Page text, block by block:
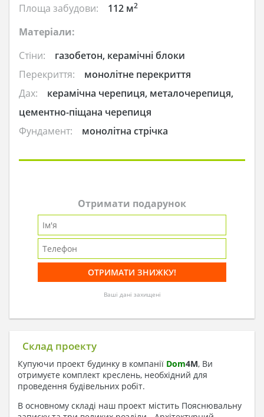
Площа забудови:
112 м2
Матеріали:
Стіни:
газобетон, керамічні блоки
Перекриття:
монолітне перекриття
Дах:
керамічна черепиця, металочерепиця,
цементно-піщана черепиця
Фундамент:
монолітна стрічка
Отримати подарунок
Ваші дані захищені
Склад проекту
Купуючи проект будинку в компанії Dom4M, Ви
отримуєте комплект креслень, необхідний для
проведення будівельних робіт.
В основному складі наш проект містить Пояснювальну